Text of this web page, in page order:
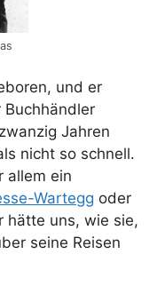
und er
Jahren
nicht so schnell.
allem ein
Wartegg oder
hätte uns, wie sie,
seine Reisen